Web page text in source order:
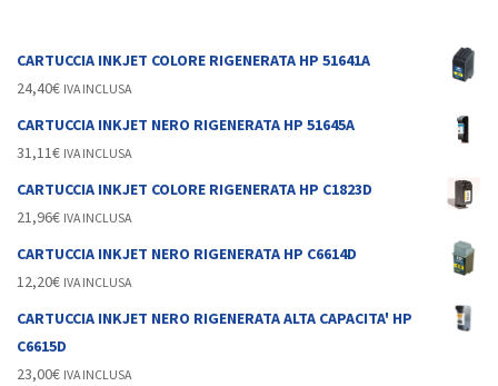
CARTUCCIA INKJET COLORE RIGENERATA HP 51641A
24,40€ IVA INCLUSA
CARTUCCIA INKJET NERO RIGENERATA HP 51645A
31,11€ IVA INCLUSA
CARTUCCIA INKJET COLORE RIGENERATA HP C1823D
21,96€ IVA INCLUSA
CARTUCCIA INKJET NERO RIGENERATA HP C6614D
12,20€ IVA INCLUSA
CARTUCCIA INKJET NERO RIGENERATA ALTA CAPACITA' HP
C6615D
23,00€ IVA INCLUSA